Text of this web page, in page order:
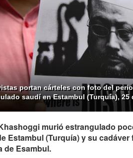
portan cárteles con foto del
saudí en Estambul (Turquía), 25
murió estrangulado
Estambul (Turquía) y su
de Esambul.